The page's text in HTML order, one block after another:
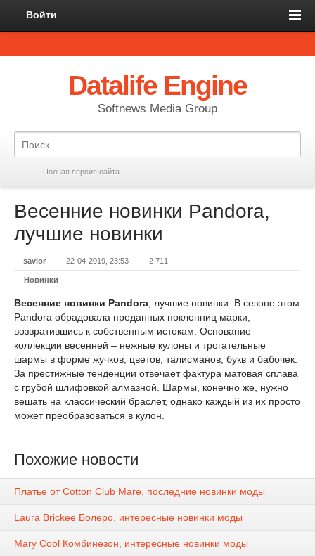
Войти
Datalife Engine
Softnews Media Group
Полная версия сайта
Весенние новинки Pandora,
лучшие новинки
savior 22-04-2019, 23:53 2 711
Новинки
Весенние новинки Pandora , лучшие новинки. В сезоне этом
Pandora обрадовала преданных поклонниц марки,
возвратившись к собственным истокам. Основание
коллекции весенней – нежные кулоны и трогательные
шармы в форме жучков, цветов, талисманов, букв и бабочек.
За престижные тенденции отвечает фактура матовая сплава
с грубой шлифовкой алмазной. Шармы, конечно же, нужно
вешать на классический браслет, однако каждый из их просто
может преобразоваться в кулон.
Похожие новости
Платье от Cotton Club Mare, последние новинки моды
Laura Brickee Болеро, интересные новинки моды
Mary Cool Комбинезон, интересные новинки моды